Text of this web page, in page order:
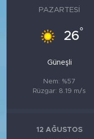
PAZARTESI
26°
Güneşli
Nem: %57
Rüzgar: 8.19 m/s
12 AĞUSTOS